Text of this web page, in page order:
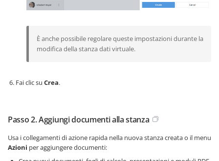
È anche possibile regolare queste impostazioni durante la
modifica della stanza dati virtuale.
Fai clic su Crea.
Passo 2. Aggiungi documenti alla stanza
Usa i collegamenti di azione rapida nella nuova stanza creata o il menu
Azioni per aggiungere documenti: